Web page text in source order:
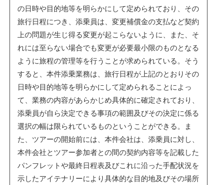
の日時や目的地等を明らかにして定められており、その
旅行日程につき、添乗員は、変更補償金の支払など契約
上の問題が生じ得る変更が起こらないように、また、そ
れには至らない場合でも変更が必要最小限のものとなる
ように旅程の管理等を行うことが求められている。そう
すると、本件添乗業務は、旅行日程が上記のとおりその
日時や目的地等を明らかにして定められることによっ
て、業務の内容があらかじめ具体的に確定されており、
添乗員が自ら決定できる事項の範囲及びその決定に係る
選択の幅は限られているものということができる。ま
た、ツアーの開始前には、本件会社は、添乗員に対し、
本件会社とツアー参加者との間の契約内容等を記載した
パンフレットや最終日程表及びこれに沿った手配状況を
示したアイテナリーにより具体的な目的地及びその場所